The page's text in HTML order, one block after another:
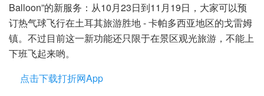
Balloon”的新服务：从10月23日到11月19日，大家可以预
订热气球飞行在土耳其旅游胜地 - 卡帕多西亚地区的戈雷姆
镇。不过目前这一新功能还只限于在景区观光旅游，不能上
下班飞起来哟。
点击下载打折网App